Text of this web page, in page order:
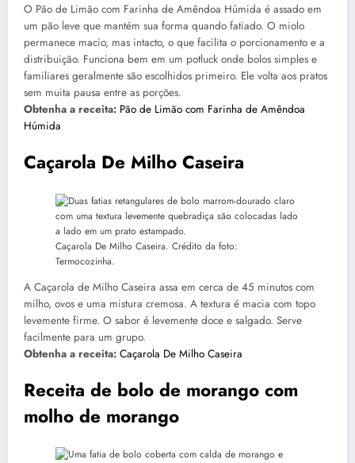
O Pão de Limão com Farinha de Amêndoa Húmida é assado em
um pão leve que mantém sua forma quando fatiado. O miolo
permanece macio, mas intacto, o que facilita o porcionamento e a
distribuição. Funciona bem em um potluck onde bolos simples e
familiares geralmente são escolhidos primeiro. Ele volta aos pratos
sem muita pausa entre as porções.
Obtenha a receita: Pão de Limão com Farinha de Amêndoa
Húmida
Caçarola De Milho Caseira
Caçarola De Milho Caseira. Crédito da foto:
Termocozinha.
A Caçarola de Milho Caseira assa em cerca de 45 minutos com
milho, ovos e uma mistura cremosa. A textura é macia com topo
levemente firme. O sabor é levemente doce e salgado. Serve
facilmente para um grupo.
Obtenha a receita: Caçarola De Milho Caseira
Receita de bolo de morango com
molho de morango